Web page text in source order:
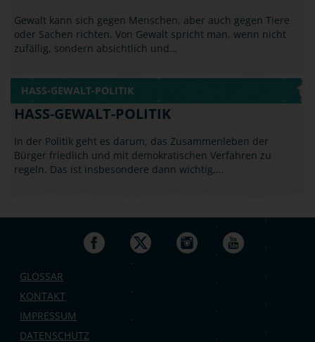
oder Sachen richten. Von Gewalt spricht man, wenn nicht
zufällig, sondern absichtlich und…
HASS-GEWALT-POLITIK
HASS-GEWALT-POLITIK
Bürger friedlich und mit demokratischen Verfahren zu
regeln. Das ist insbesondere dann wichtig,…
KONTAKT
IMPRESSUM
DATENSCHUTZ